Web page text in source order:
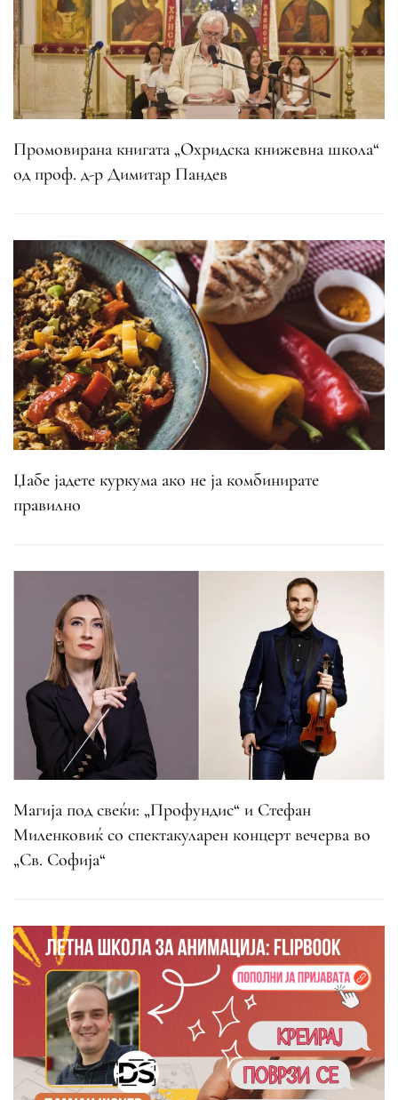
Промовирана книгата „Охридска книжевна школа“
од проф. д-р Димитар Пандев
Џабе јадете куркума ако не ја комбинирате
правилно
Магија под свеќи: „Профундис“ и Стефан
Миленковиќ со спектакуларен концерт вечерва во
„Св. Софија“